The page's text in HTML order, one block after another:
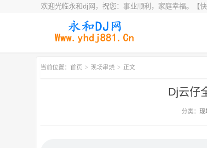
欢迎光临永和dj网，祝您：事业顺利，家庭幸福。【快
当前位置：首页 > 现场串烧 > 正文
Dj云仔
分类： 现